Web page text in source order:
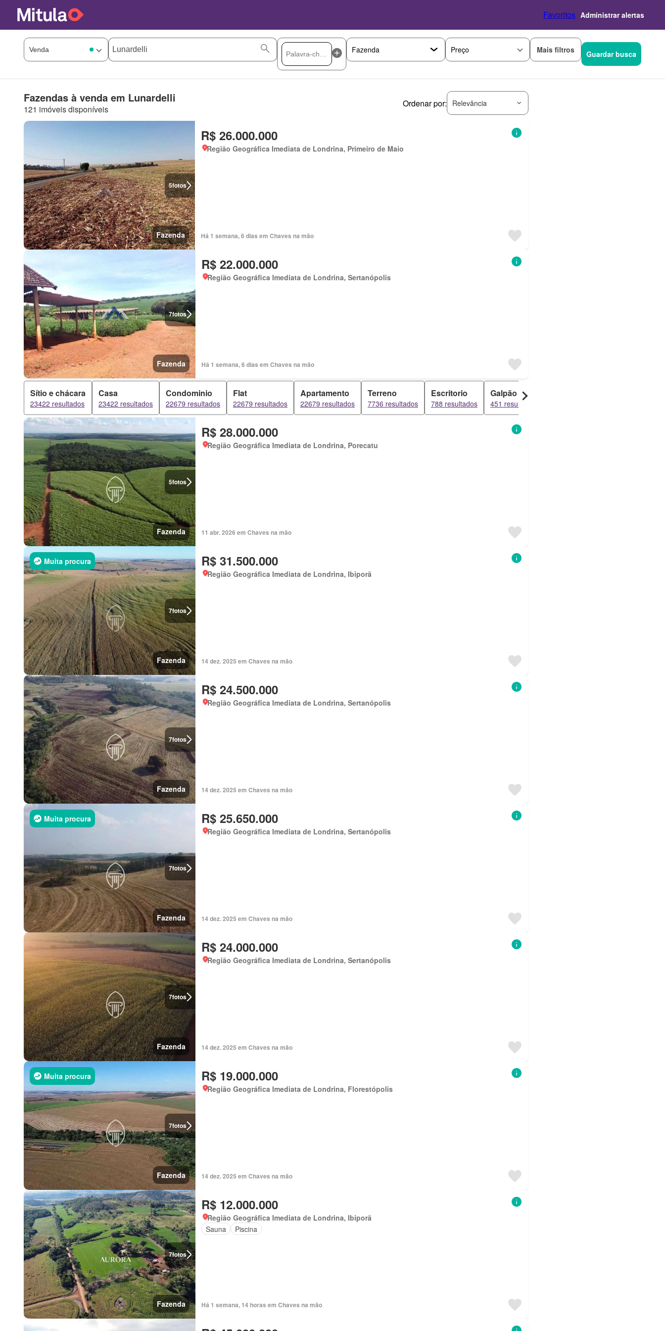
Favoritos Administrar alertas
Preço Mais filtros Guardar busca
Fazendas à venda em Lunardelli
121 imóveis disponíveis
Ordenar por: Relevância
5fotos
Fazenda
R$ 26.000.000
Região Geográfica Imediata de Londrina, Primeiro de Maio
Há 1 semana, 6 dias em Chaves na mão
7fotos
Fazenda
R$ 22.000.000
Região Geográfica Imediata de Londrina, Sertanópolis
Há 1 semana, 6 dias em Chaves na mão
Sítio e chácara
23422 resultados
Casa
23422 resultados
Condominio
22679 resultados
Flat
22679 resultados
Apartamento
22679 resultados
Terreno
7736 resultados
Escritorio
788 resultados
Galpão
451 resultados
5fotos
Fazenda
R$ 28.000.000
Região Geográfica Imediata de Londrina, Porecatu
11 abr. 2026 em Chaves na mão
7fotos
Muita procura
Fazenda
R$ 31.500.000
Região Geográfica Imediata de Londrina, Ibiporã
14 dez. 2025 em Chaves na mão
7fotos
Fazenda
R$ 24.500.000
Região Geográfica Imediata de Londrina, Sertanópolis
14 dez. 2025 em Chaves na mão
7fotos
Muita procura
Fazenda
R$ 25.650.000
Região Geográfica Imediata de Londrina, Sertanópolis
14 dez. 2025 em Chaves na mão
7fotos
Fazenda
R$ 24.000.000
Região Geográfica Imediata de Londrina, Sertanópolis
14 dez. 2025 em Chaves na mão
7fotos
Muita procura
Fazenda
R$ 19.000.000
Região Geográfica Imediata de Londrina, Florestópolis
14 dez. 2025 em Chaves na mão
7fotos
Fazenda
R$ 12.000.000
Região Geográfica Imediata de Londrina, Ibiporã
Sauna
Piscina
Há 1 semana, 14 horas em Chaves na mão